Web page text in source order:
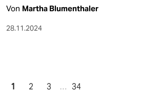
Von Martha Blumenthaler
28.11.2024
1 2 3 … 34